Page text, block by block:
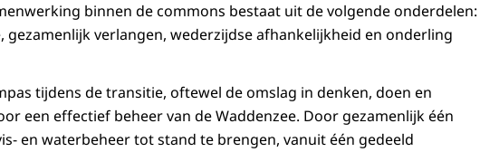
binnen de commons bestaat uit de volgende onderdelen:
gezamenlijk verlangen, wederzijdse afhankelijkheid en onderling
tijdens de transitie, oftewel de omslag in denken, doen en
een effectief beheer van de Waddenzee. Door gezamenlijk één
en waterbeheer tot stand te brengen, vanuit één gedeeld